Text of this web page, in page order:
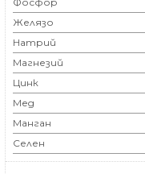
Желязо
Натрий
Магнезий
Цинк
Мед
Манган
Селен